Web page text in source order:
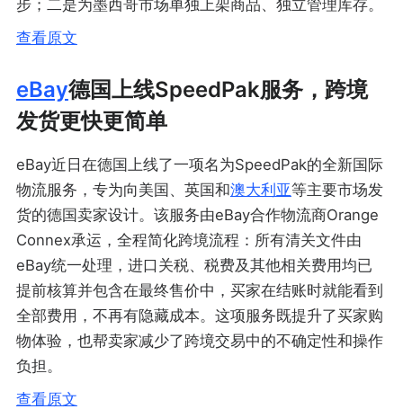
步；二是为墨西哥市场单独上架商品、独立管理库存。
查看原文
eBay德国上线SpeedPak服务，跨境
发货更快更简单
eBay近日在德国上线了一项名为SpeedPak的全新国际
物流服务，专为向美国、英国和澳大利亚等主要市场发
货的德国卖家设计。该服务由eBay合作物流商Orange
Connex承运，全程简化跨境流程：所有清关文件由
eBay统一处理，进口关税、税费及其他相关费用均已
提前核算并包含在最终售价中，买家在结账时就能看到
全部费用，不再有隐藏成本。这项服务既提升了买家购
物体验，也帮卖家减少了跨境交易中的不确定性和操作
负担。
查看原文